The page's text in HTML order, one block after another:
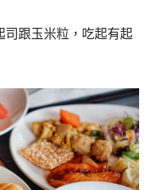
歡的口味。